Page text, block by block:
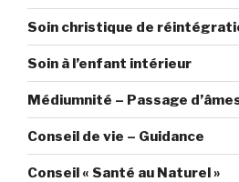
Soin christique de
Soin à l’enfant intérieur
Médiumnité – Passage
Conseil de vie – Guidance
Conseil « Santé au Naturel »